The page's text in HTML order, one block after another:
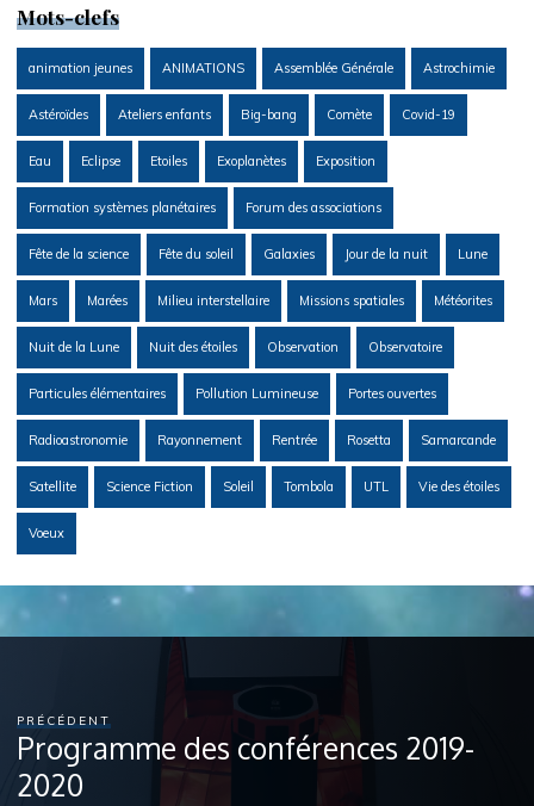
Mots-clefs
animation jeunes ANIMATIONS Assemblée Générale Astrochimie
Astéroïdes Ateliers enfants Big-bang Comète Covid-19
Eau Eclipse Etoiles Exoplanètes Exposition
Formation systèmes planétaires Forum des associations
Fête de la science Fête du soleil Galaxies Jour de la nuit Lune
Mars Marées Milieu interstellaire Missions spatiales Météorites
Nuit de la Lune Nuit des étoiles Observation Observatoire
Particules élémentaires Pollution Lumineuse Portes ouvertes
Radioastronomie Rayonnement Rentrée Rosetta Samarcande
Satellite Science Fiction Soleil Tombola UTL Vie des étoiles
Voeux
PRÉCÉDENT
Programme des conférences 2019-
2020